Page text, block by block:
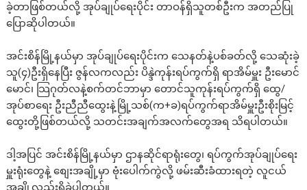
ခဲ့တာဖြစ်တယ်လို့ အုပ်ချုပ်ရေးပိုင်း တာဝန်ရှိသူတစ်ဦးက အတည်ပြု
ပြောဆိုပါတယ်။
အင်းစိန်မြို့နယ်မှာ အုပ်ချုပ်ရေးပိုင်းက သေနတ်နဲ့ပစ်ခတ်လို့ သေဆုံးခဲ့
သူ(၄)ဦးရှိနေပြီး ဇွန်လကလည်း ပိန္ဒဲကုန်းရပ်ကွက်ရှိ ရာအိမ်မှူး ဦးမောင်
မောင်၊ သြဂုတ်လနဲ့စက်တင်ဘာမှာ တောင်သူကုန်းရပ်ကွက်ရှိ ထွေ/
အုပ်စာရေး ဦးညီညီထွေးနဲ့မြို့သစ်(က+ခ)ရပ်ကွက်ရာအိမ်မှူးဦးစိုးမြင့်
ထွေးတို့ဖြစ်တယ်လို့ သတင်းအချက်အလက်တွေအရ သိရပါတယ်။
ဒါ့အပြင် အင်းစိန်မြို့နယ်မှာ ဌာနဆိုင်ရာရုံးတွေ၊ ရပ်ကွက်အုပ်ချုပ်ရေး
မှူးရုံးတွေနဲ့ စျေးအချို့မှာ ဗုံးပေါက်ကွဲလို့ ဖမ်းဆီးခံထားရတဲ့ လူငယ်
အချို့လည်းရှိခဲ့ပါတယ်။